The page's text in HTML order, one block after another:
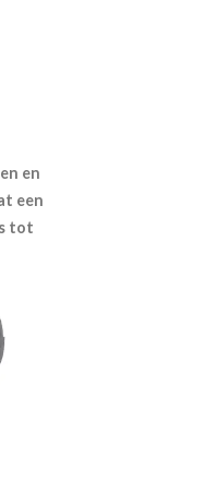
en
een
tot